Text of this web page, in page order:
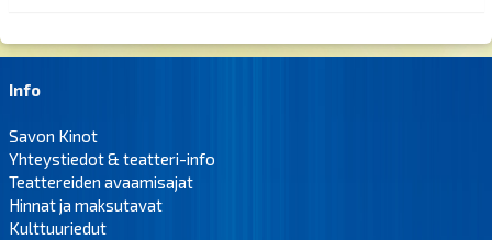
Info
Savon Kinot
Yhteystiedot & teatteri-info
Teattereiden avaamisajat
Hinnat ja maksutavat
Kulttuuriedut